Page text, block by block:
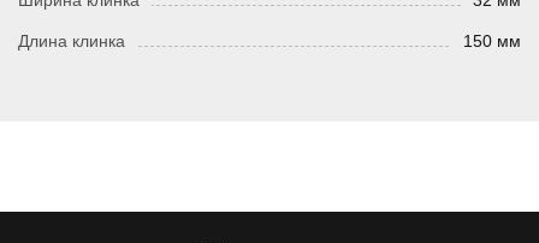
Длина клинка 150 мм